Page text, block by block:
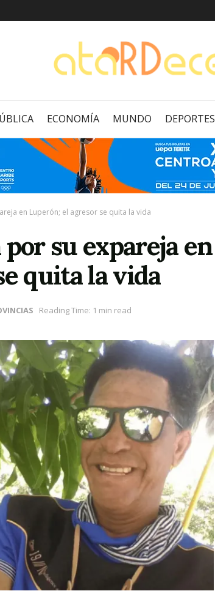
ECONOMÍA MUNDO DEPORTES
en Luperón; el agresor se quita la vida
su expareja en
quita la vida
Reading Time: 1 min read